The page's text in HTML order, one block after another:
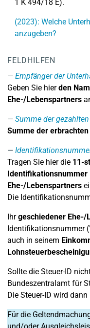
1 K 494/18 E).
(2023): Welche
anzugeben?
FELDHILFEN
Empfänger der
Geben Sie hierden
Ehe-/Lebenspartners
Summe der
Summe der
Tragen Sie hier die 11-
Identifikationsnummer
Ehe-/Lebenspartners
Die
Ihrgeschiedener Ehe-/
Identifikationsnummer
auch in seinem
Sollte die Steuer-ID
Bundeszentralamt für
Die Steuer-ID wird
Für die